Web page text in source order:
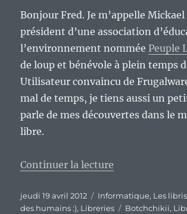
Bonjour Fred. Je m’appelle
président d’une association
l’environnement nommée Peuple
de loup et bénévole à plein temps
Utilisateur convaincu de
mal de temps, je tiens aussi un
parle de mes découvertes dans le
libre.
Continuer la lecture
Publié
le
jeudi 19 avril 2012 Catégories
Informatique, Les
des humains :), Libreries Étiquettes
Botchchikii,